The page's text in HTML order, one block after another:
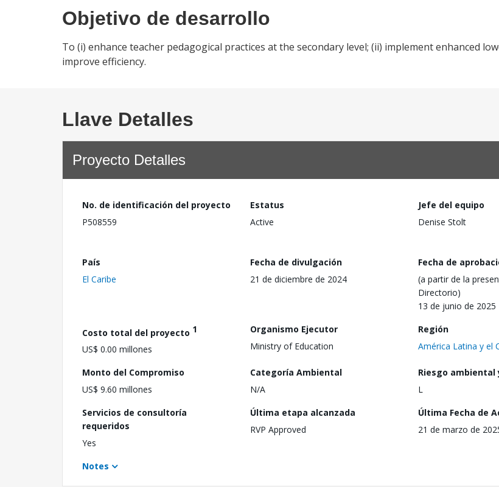
Objetivo de desarrollo
To (i) enhance teacher pedagogical practices at the secondary level; (ii) implement enhanced
improve efficiency.
Llave Detalles
Proyecto Detalles
No. de identificación del proyecto
P508559
Estatus
Active
Jefe del equipo
Denise Stolt
País
El Caribe
Fecha de divulgación
21 de diciembre de 2024
Fecha de
(a partir de la
Directorio)
13 de junio de 2025
Costo total del proyecto 1
US$ 0.00 millones
Organismo Ejecutor
Ministry of Education
Región
América Latina y el
Monto del Compromiso
US$ 9.60 millones
Categoría Ambiental
N/A
Riesgo ambiental
L
Servicios de consultoría
requeridos
Yes
Última etapa alcanzada
RVP Approved
Última Fecha de
21 de marzo de
Notes